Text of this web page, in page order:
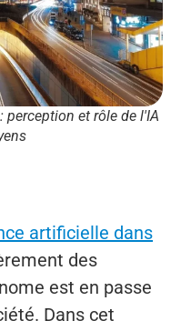
et rôle de l'IA
artificielle dans
des
est en passe
Dans cet